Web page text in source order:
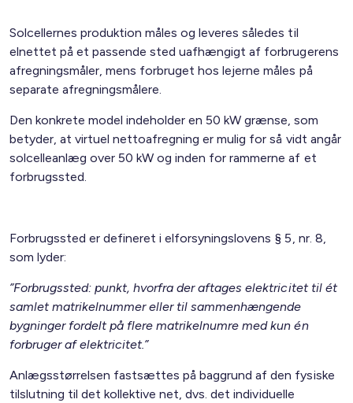
Solcellernes produktion måles og leveres således til
elnettet på et passende sted uafhængigt af forbrugerens
afregningsmåler, mens forbruget hos lejerne måles på
separate afregningsmålere.
Den konkrete model indeholder en 50 kW grænse, som
betyder, at virtuel nettoafregning er mulig for så vidt angår
solcelleanlæg over 50 kW og inden for rammerne af et
forbrugssted.
Forbrugssted er defineret i elforsyningslovens § 5, nr. 8,
som lyder:
”Forbrugssted: punkt, hvorfra der aftages elektricitet til ét
samlet matrikelnummer eller til sammenhængende
bygninger fordelt på flere matrikelnumre med kun én
forbruger af elektricitet.”
Anlægsstørrelsen fastsættes på baggrund af den fysiske
tilslutning til det kollektive net, dvs. det individuelle